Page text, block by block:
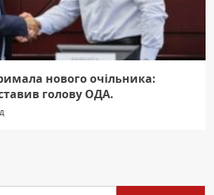
нового очільника:
голову ОДА.